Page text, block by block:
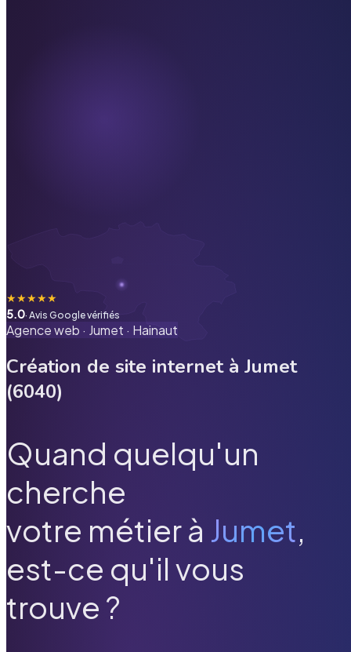
★★★★★
5.0· Avis Google vérifiés
Agence web · Jumet · Hainaut
Création de site internet à Jumet
(6040)
Quand quelqu'un
cherche
votre métier à Jumet,
est-ce qu'il vous
trouve ?